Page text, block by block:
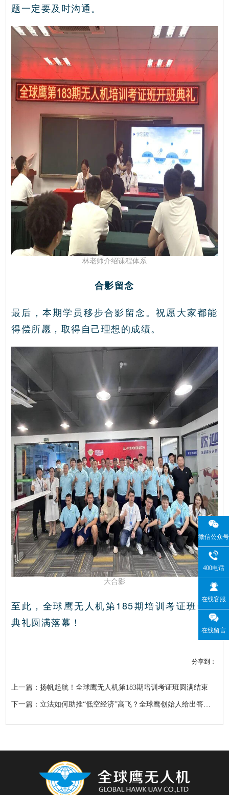
题一定要及时沟通。
林老师介绍课程体系
合影留念
最后，本期学员移步合影留念。祝愿大家都能
得偿所愿，取得自己理想的成绩。
大合影
至此，全球鹰无人机第185期培训考证班开班
典礼圆满落幕！
分享到：
上一篇：扬帆起航！全球鹰无人机第183期培训考证班圆满结束
微信公众号
400电话
在线客服
在线留言